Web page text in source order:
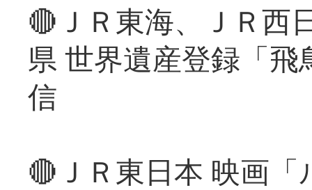
🔴ＪＲ東海、ＪＲ西
県 世界遺産登録「
信
🔴ＪＲ東日本 映画